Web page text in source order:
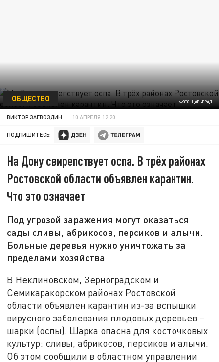
ФОТО: ЦАРЬГРАД
ОБЩЕСТВО
ВИКТОР ЗАГВОЗДИН 10 АПРЕЛЯ 12:20
ПОДПИШИТЕСЬ:
На Дону свирепствует оспа. В трёх районах
Ростовской области объявлен карантин.
Что это означает
Под угрозой заражения могут оказаться
сады сливы, абрикосов, персиков и алычи.
Больные деревья нужно уничтожать за
пределами хозяйства
В Неклиновском, Зерноградском и
Семикаракорском районах Ростовской
области объявлен карантин из-за вспышки
вирусного заболевания плодовых деревьев –
шарки (оспы). Шарка опасна для косточковых
культур: сливы, абрикосов, персиков и алычи.
Об этом сообщили в областном управлении